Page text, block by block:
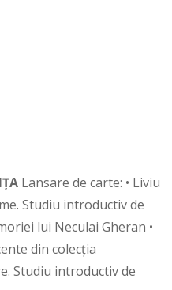
Lansare de carte: • Liviu
Studiu introductiv de
lui Neculai Gheran •
din colecția
Studiu introductiv de